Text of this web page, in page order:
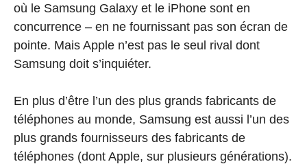
où le Samsung Galaxy et le iPhone sont en
concurrence – en ne fournissant pas son écran de
pointe. Mais Apple n’est pas le seul rival dont
Samsung doit s’inquiéter.
En plus d’être l’un des plus grands fabricants de
téléphones au monde, Samsung est aussi l’un des
plus grands fournisseurs des fabricants de
téléphones (dont Apple, sur plusieurs générations).